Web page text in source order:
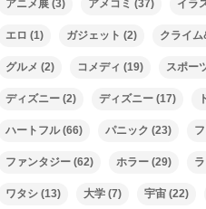
アニメ展 (3) アメコミ (37) イラ
エロ (1) ガジェット (2) クライ
グルメ (2) コメディ (19) スポー
ディズニー (2) ディズニー (17)
ハートフル(66) パニック (23)
ファンタジー (62) ホラー (29)
ワタシ (13) 大学 (7) 宇宙 (22)